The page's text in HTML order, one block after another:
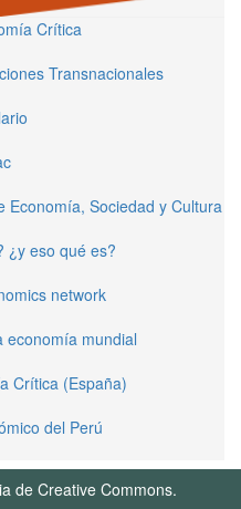
Crítica
Transnacionales
Economía, Sociedad y Cultura
¿y eso qué es?
network
economía mundial
Crítica (España)
del Perú
de Creative Commons.